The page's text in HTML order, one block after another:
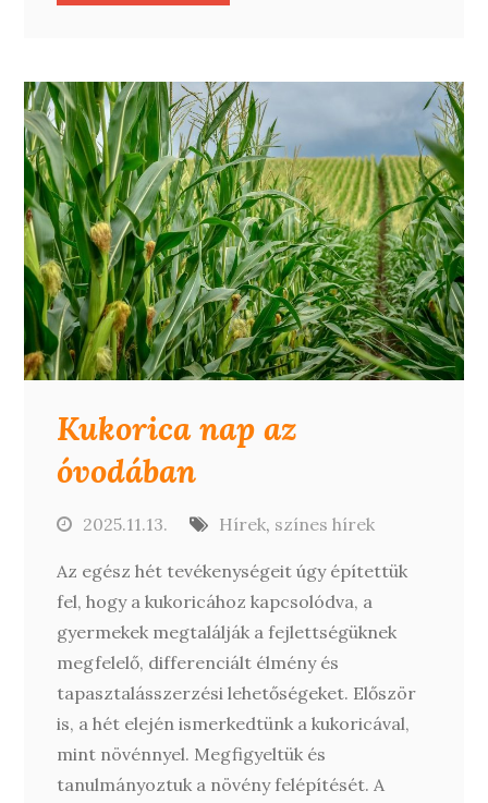
Kukorica nap az
óvodában
2025.11.13. Hírek, színes hírek
Az egész hét tevékenységeit úgy építettük
fel, hogy a kukoricához kapcsolódva, a
gyermekek megtalálják a fejlettségüknek
megfelelő, differenciált élmény és
tapasztalásszerzési lehetőségeket. Először
is, a hét elején ismerkedtünk a kukoricával,
mint növénnyel. Megfigyeltük és
tanulmányoztuk a növény felépítését. A